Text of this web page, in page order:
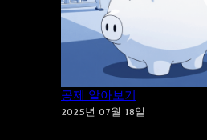
건강도 지키고 세금도 지
공제 알아보기
2025년 07월 18일